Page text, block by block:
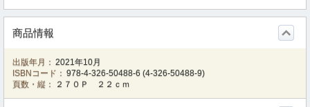
商品情報
出版年月： 2021年10月
ISBNコード： 978-4-326-50488-6 (4-326-50488-9)
頁数・縦：
２７０Ｐ ２２ｃｍ